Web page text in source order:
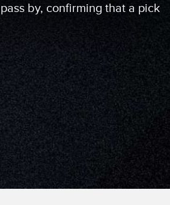
by, confirming that a pick
and highly versatile to